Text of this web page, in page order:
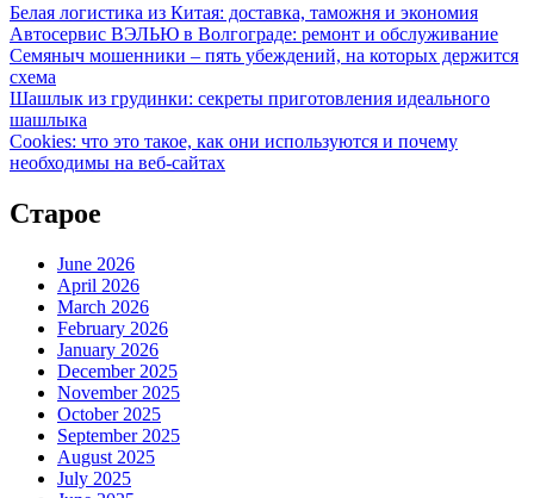
Белая логистика из Китая: доставка, таможня и экономия
Автосервис ВЭЛЬЮ в Волгограде: ремонт и обслуживание
Семяныч мошенники – пять убеждений, на которых держится
схема
Шашлык из грудинки: секреты приготовления идеального
шашлыка
Cookies: что это такое, как они используются и почему
необходимы на веб-сайтах
Старое
June 2026
April 2026
March 2026
February 2026
January 2026
December 2025
November 2025
October 2025
September 2025
August 2025
July 2025